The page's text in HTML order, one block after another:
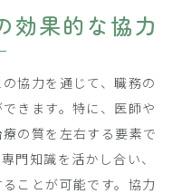
効果的な協力
協力を通じて、職務の
きます。特に、医師や
の質を左右する要素で
門知識を活かし合い、
ことが可能です。協力